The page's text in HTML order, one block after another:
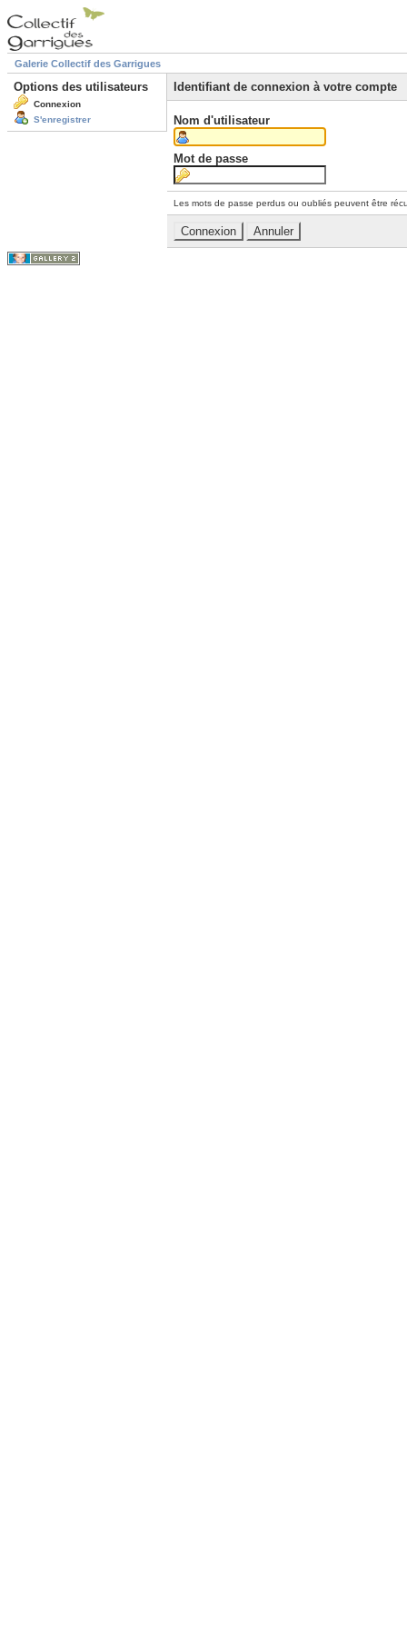
Galerie Collectif des Garrigues
Options des utilisateurs
Connexion
S'enregistrer
Identifiant de connexion à votre compte
Nom d'utilisateur
Mot de passe
Les mots de passe perdus ou oubliés peuvent être